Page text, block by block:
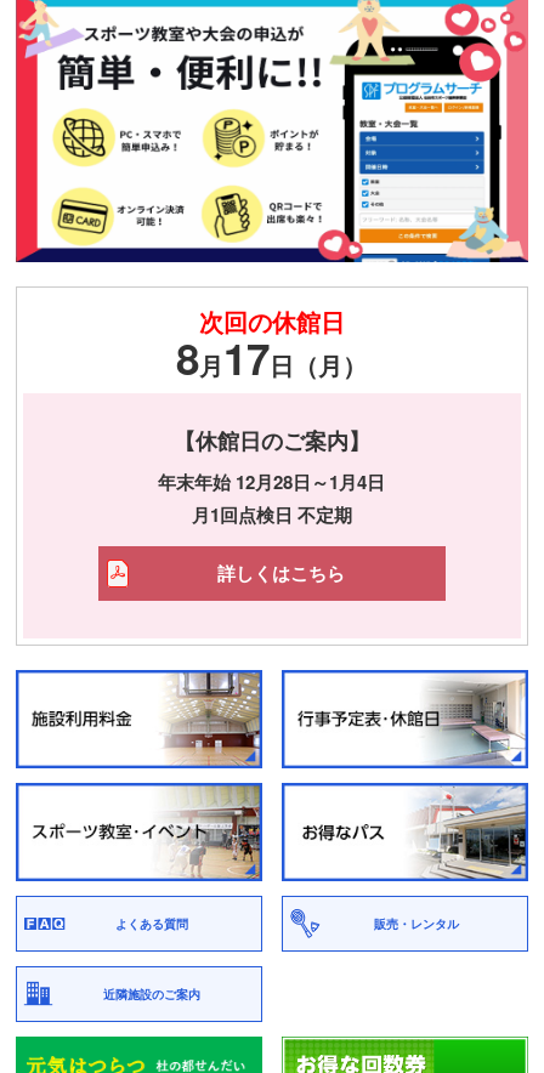
次回の休館日
8月17日（月）
【休館日のご案内】
年末年始 12月28日～1月4日
月1回点検日 不定期
詳しくはこちら
よくある質問 販売・レンタル
近隣施設のご案内